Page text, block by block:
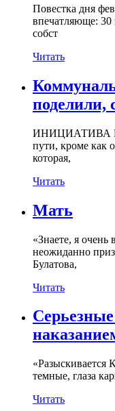
Повестка дня
впечатляюще:
собст
Читать
поделили,
ИНИЦИАТИВА
пути, кроме как
которая,
Читать
Мать
«Знаете, я
неожиданно
Булатова,
Читать
«Разыскивается
темные, глаза
Читать